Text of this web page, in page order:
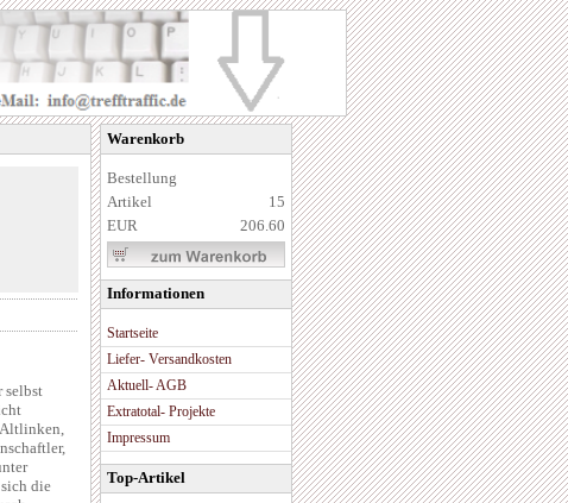
selbst
Altlinken,
die
Warenkorb
Bestellung
Artikel
15
EUR
206.60
Informationen
Startseite
Liefer- Versandkosten
Aktuell- AGB
Extratotal- Projekte
Impressum
Top-Artikel